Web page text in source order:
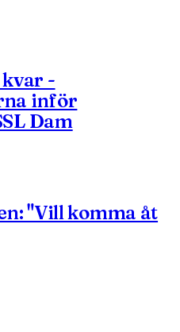
-
inför
Dam
"Vill komma åt